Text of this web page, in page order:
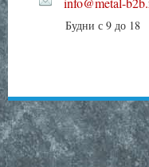
Будни с 9 до 18